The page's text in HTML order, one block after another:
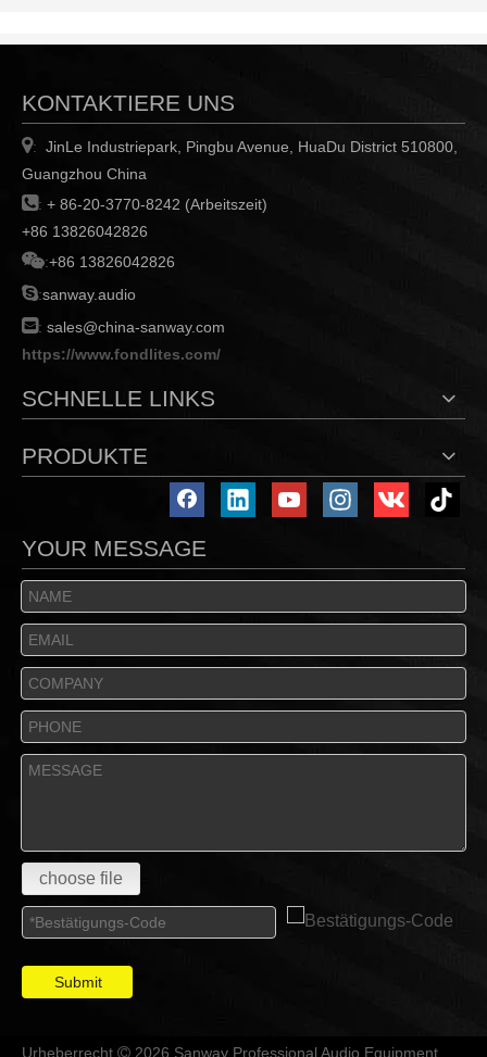
KONTAKTIERE UNS
:
JinLe Industriepark, Pingbu Avenue, HuaDu District 510800,
Guangzhou China
: + 86-20-3770-8242 (Arbeitszeit)
+86 13826042826
:+86 13826042826
:sanway.audio
: sales@china-sanway.com
https://www.fondlites.com/
SCHNELLE LINKS
PRODUKTE
YOUR MESSAGE
choose file
Submit
Urheberrecht  2026 Sanway Professional Audio Equipment